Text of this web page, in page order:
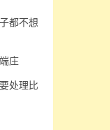
都不想
庄
处理比